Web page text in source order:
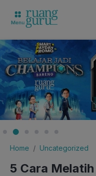
Home Uncategorized
5 Cara